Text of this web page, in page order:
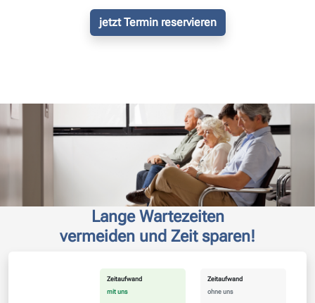
jetzt Termin reservieren
Lange Wartezeiten
vermeiden und Zeit sparen!
Zeitaufwand
mit uns
Zeitaufwand
ohne uns